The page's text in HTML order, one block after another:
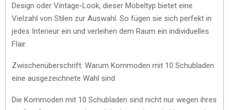
Design oder Vintage-Look, dieser Möbeltyp bietet eine
Vielzahl von Stilen zur Auswahl. So fügen sie sich perfekt in
jedes Interieur ein und verleihen dem Raum ein individuelles
Flair.
Zwischenüberschrift: Warum Kommoden mit 10 Schubladen
eine ausgezeichnete Wahl sind
Die Kommoden mit 10 Schubladen sind nicht nur wegen ihres